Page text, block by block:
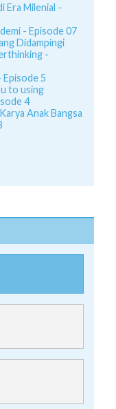
Era Milenial -
- Episode 07
Didampingi
-
Episode 5
to using
4
Anak Bangsa